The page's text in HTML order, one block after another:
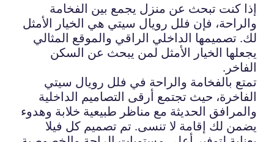
إذا كنت تبحث عن منزل يجمع بين الفخامة
والراحة، فإن فلل رويال سيتي هي الخيار الأمثل
لك. تصميمها الداخلي الراقي والموقع المثالي
يجعلها الخيار الأمثل لمن يبحث عن السكن
الفاخر.
تمتع بالفخامة والراحة في فلل رويال سيتي
الفاخرة، حيث تجتمع أرقى التصاميم الداخلية
والمرافق الحديثة مع مناظر طبيعية خلابة وهدوء
يضمن لك إقامة لا تنسى. تم تصميم كل فيلا